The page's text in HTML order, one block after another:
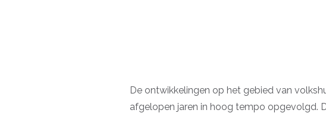
De ontwikkelingen op het gebied van
afgelopen jaren in hoog tempo opgevolgd.